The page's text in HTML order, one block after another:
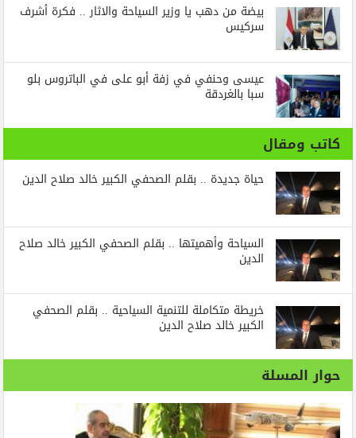
بيضة من دهب يا وزير السياحة والاثار .. فكرة أشرف
سركيس
عيسى وحنفي في زفة أبو على في الباتروس بلو
سبا بالغردقة
كاتب ومقال
حياة جديدة .. بقلم الصحفي الكبير خالد صلاح الدين
السياحة وأهميتها .. بقلم الصحفي الكبير خالد صلاح
الدين
خريطة متكاملة للتنمية السياحية .. بقلم الصحفي
الكبير خالد صلاح الدين
حوار المسلة